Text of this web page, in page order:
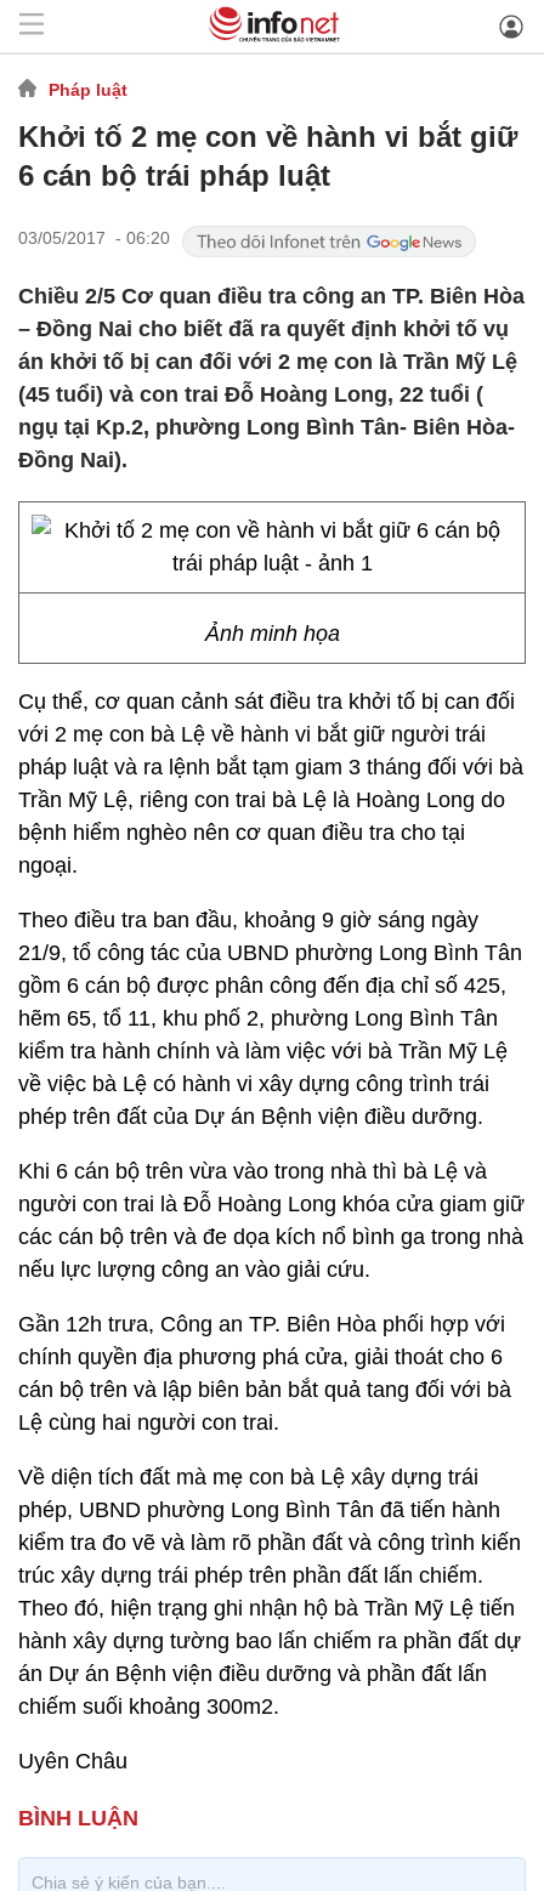
Pháp luật
Khởi tố 2 mẹ con về hành vi bắt giữ
6 cán bộ trái pháp luật
03/05/2017 - 06:20
Chiều 2/5 Cơ quan điều tra công an TP. Biên Hòa
– Đồng Nai cho biết đã ra quyết định khởi tố vụ
án khởi tố bị can đối với 2 mẹ con là Trần Mỹ Lệ
(45 tuổi) và con trai Đỗ Hoàng Long, 22 tuổi (
ngụ tại Kp.2, phường Long Bình Tân- Biên Hòa-
Đồng Nai).
Ảnh minh họa
Cụ thể, cơ quan cảnh sát điều tra khởi tố bị can đối
với 2 mẹ con bà Lệ về hành vi bắt giữ người trái
pháp luật và ra lệnh bắt tạm giam 3 tháng đối với bà
Trần Mỹ Lệ, riêng con trai bà Lệ là Hoàng Long do
bệnh hiểm nghèo nên cơ quan điều tra cho tại
ngoại.
Theo điều tra ban đầu, khoảng 9 giờ sáng ngày
21/9, tổ công tác của UBND phường Long Bình Tân
gồm 6 cán bộ được phân công đến địa chỉ số 425,
hẽm 65, tổ 11, khu phố 2, phường Long Bình Tân
kiểm tra hành chính và làm việc với bà Trần Mỹ Lệ
về việc bà Lệ có hành vi xây dựng công trình trái
phép trên đất của Dự án Bệnh viện điều dưỡng.
Khi 6 cán bộ trên vừa vào trong nhà thì bà Lệ và
người con trai là Đỗ Hoàng Long khóa cửa giam giữ
các cán bộ trên và đe dọa kích nổ bình ga trong nhà
nếu lực lượng công an vào giải cứu.
Gần 12h trưa, Công an TP. Biên Hòa phối hợp với
chính quyền địa phương phá cửa, giải thoát cho 6
cán bộ trên và lập biên bản bắt quả tang đối với bà
Lệ cùng hai người con trai.
Về diện tích đất mà mẹ con bà Lệ xây dựng trái
phép, UBND phường Long Bình Tân đã tiến hành
kiểm tra đo vẽ và làm rõ phần đất và công trình kiến
trúc xây dựng trái phép trên phần đất lấn chiếm.
Theo đó, hiện trạng ghi nhận hộ bà Trần Mỹ Lệ tiến
hành xây dựng tường bao lấn chiếm ra phần đất dự
án Dự án Bệnh viện điều dưỡng và phần đất lấn
chiếm suối khoảng 300m2.
Uyên Châu